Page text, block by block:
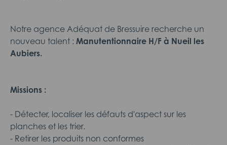
Notre agence Adéquat de Bressuire recherche un
nouveau talent : Manutentionnaire H/F à Nueil les
Aubiers.
Missions :
- Détecter, localiser les défauts d'aspect sur les
planches et les trier.
- Retirer les produits non conformes